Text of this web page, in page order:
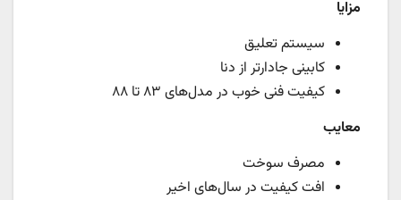
سیستم تعلیق
کابینی جادارتر از دنا
کیفیت فنی خوب در مدل‌های ۸۳ تا ۸۸
معایب
مصرف سوخت
افت کیفیت در سال‌های اخیر